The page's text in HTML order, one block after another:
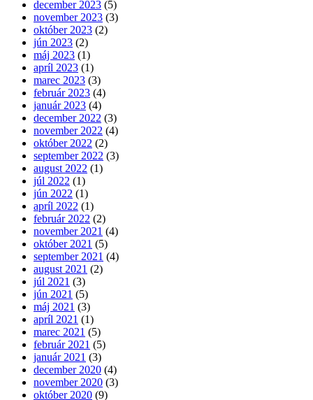
december 2023 (5)
november 2023 (3)
október 2023 (2)
jún 2023 (2)
máj 2023 (1)
apríl 2023 (1)
marec 2023 (3)
február 2023 (4)
január 2023 (4)
december 2022 (3)
november 2022 (4)
október 2022 (2)
september 2022 (3)
august 2022 (1)
júl 2022 (1)
jún 2022 (1)
apríl 2022 (1)
február 2022 (2)
november 2021 (4)
október 2021 (5)
september 2021 (4)
august 2021 (2)
júl 2021 (3)
jún 2021 (5)
máj 2021 (3)
apríl 2021 (1)
marec 2021 (5)
február 2021 (5)
január 2021 (3)
december 2020 (4)
november 2020 (3)
október 2020 (9)